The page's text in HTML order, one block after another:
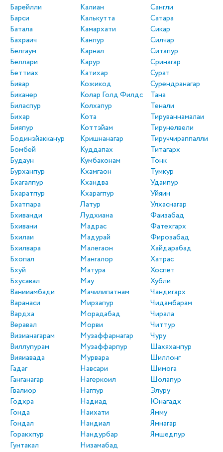
Барейлли
Барси
Батала
Бахраич
Белгаум
Беллари
Беттиах
Бивар
Биканер
Биласпур
Бихар
Бияпур
Бодинэйакканур
Бомбей
Будаун
Бурханпур
Бхагалпур
Бхаратпур
Бхатпара
Бхиванди
Бхивани
Бхилаи
Бхилвара
Бхопал
Бхуй
Бхусавал
Ванииамбади
Варанаси
Вардха
Веравал
Визианагарам
Виллупурам
Вияиавада
Гадаг
Ганганагар
Гвалиор
Годхра
Гонда
Гондал
Горакхпур
Гунтакал
Калиан
Калькутта
Камархати
Канпур
Карнал
Карур
Катихар
Кожикод
Колар Голд Филдс
Колхапур
Кота
Коттэйам
Кришнанагар
Куддапах
Кумбаконам
Кхамгаон
Кхандва
Кхарагпур
Латур
Лудхиана
Мадрас
Мадурай
Малегаон
Мангалор
Матура
Мау
Мачилипатнам
Мирзапур
Морадабад
Морви
Музаффарнагар
Музаффарпур
Мурвара
Навсари
Нагеркоил
Нагпур
Надиад
Наихати
Нандиал
Нандурбар
Низамабад
Сангли
Сатара
Сикар
Силчар
Ситапур
Сринагар
Сурат
Сурендранагар
Тана
Тенали
Тируваннамалаи
Тирунелвели
Тируччираппалли
Титагарх
Тонк
Тумкур
Удаипур
Уйяин
Улхаснагар
Фаизабад
Фатехгарх
Фирозабад
Хайдарабад
Хатрас
Хоспет
Хубли
Чандигарх
Чидамбарам
Чирала
Читтур
Чуру
Шахяханпур
Шиллонг
Шимога
Шолапур
Элуру
Юнагадх
Ямму
Ямнагар
Ямшедпур